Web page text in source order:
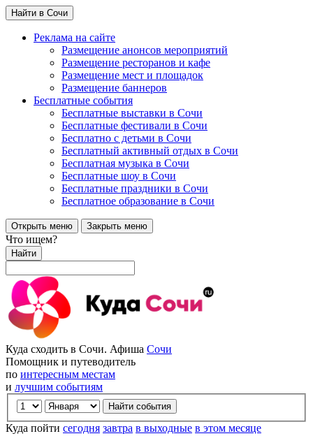
Найти в Сочи
Реклама на сайте
Размещение анонсов мероприятий
Размещение ресторанов и кафе
Размещение мест и площадок
Размещение баннеров
Бесплатные события
Бесплатные выставки в Сочи
Бесплатные фестивали в Сочи
Бесплатно с детьми в Сочи
Бесплатный активный отдых в Сочи
Бесплатная музыка в Сочи
Бесплатные шоу в Сочи
Бесплатные праздники в Сочи
Бесплатное образование в Сочи
Открыть меню Закрыть меню
Что ищем?
Найти
Куда сходить в Сочи. Афиша Сочи
Помощник и путеводитель
по интересным местам
и лучшим событиям
Куда пойти сегодня завтра в выходные в этом месяце